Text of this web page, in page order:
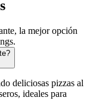
la mejor opción
deliciosas pizzas al
ideales para